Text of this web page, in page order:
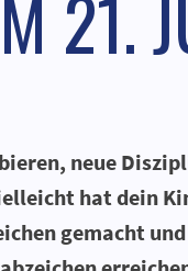
21.
neue
hat dein
gemacht